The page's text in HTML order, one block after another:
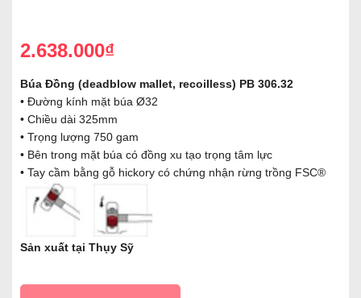
2.638.000₫
Búa Đồng (deadblow mallet, recoilless) PB 306.32
• Đường kính mặt búa Ø32
• Chiều dài 325mm
• Trọng lượng 750 gam
• Bên trong mặt búa có đồng xu tạo trọng tâm lực
• Tay cầm bằng gỗ hickory có chứng nhận rừng trồng FSC®
Sản xuất tại Thụy Sỹ